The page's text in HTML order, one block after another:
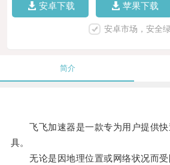
安卓下载 苹果下载
安卓市场，安全
简介
飞飞加速器是一款专为用户提供快
具。
无论是因地理位置或网络状况而受